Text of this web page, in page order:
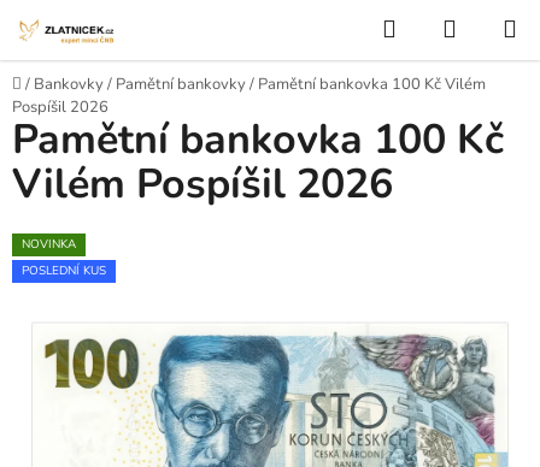
Hledat
Domů
/ Bankovky/ Pamětní bankovky/ Pamětní bankovka 100 Kč Vilém
Pospíšil 2026
Pamětní bankovka 100 Kč
Vilém Pospíšil 2026
NOVINKA
POSLEDNÍ KUS